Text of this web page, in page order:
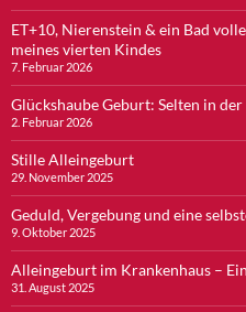
ET+10, Nierenstein & ein Bad
meines vierten Kindes
7. Februar 2026
Glückshaube Geburt: Selten in
2. Februar 2026
Stille Alleingeburt
29. November 2025
Geduld, Vergebung und eine
9. Oktober 2025
Alleingeburt im Krankenhaus –
31. August 2025